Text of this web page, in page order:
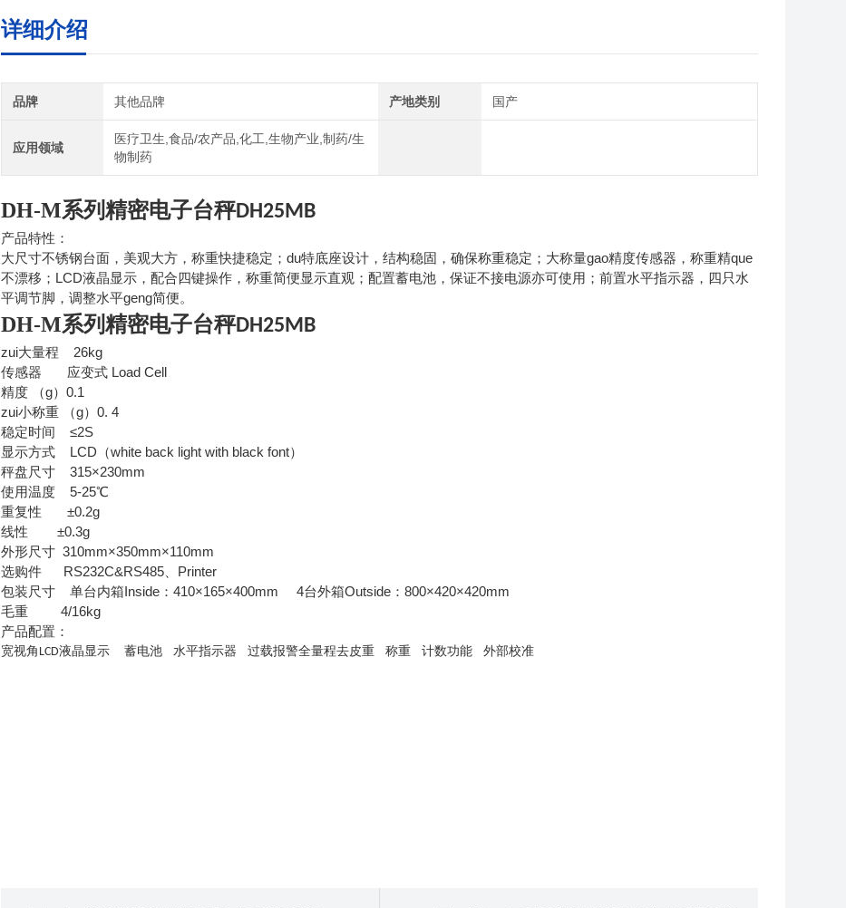
详细介绍
品牌 其他品牌 产地类别 国产
应用领域
医疗卫生,食品/农产品,化工,生物产业,制药/生
物制药
DH-M系列精密电子台秤DH25MB
产品特性：
大尺寸不锈钢台面，美观大方，称重快捷稳定；du特底座设计，结构稳固，确保称重稳定；大称量gao精度传感器，称重精que
不漂移；LCD液晶显示，配合四键操作，称重简便显示直观；配置蓄电池，保证不接电源亦可使用；前置水平指示器，四只水
平调节脚，调整水平geng简便。
DH-M系列精密电子台秤DH25MB
zui大量程 26kg
传感器 应变式 Load Cell
精度 （g）0.1
zui小称重 （g）0. 4
稳定时间 ≤2S
显示方式 LCD（white back light with black font）
秤盘尺寸 315×230mm
使用温度 5-25℃
重复性 ±0.2g
线性 ±0.3g
外形尺寸 310mm×350mm×110mm
选购件 RS232C&RS485、Printer
包装尺寸 单台内箱Inside：410×165×400mm 4台外箱Outside：800×420×420mm
毛重 4/16kg
产品配置：
宽视角 LCD液晶显示 蓄电池 水平指示器 过载报警全量程去皮重 称重 计数功能 外部校准